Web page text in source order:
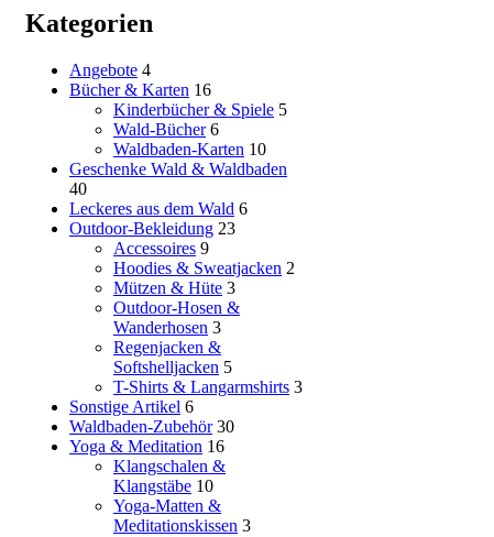
Kategorien
Angebote 4
Bücher & Karten 16
Kinderbücher & Spiele 5
Wald-Bücher 6
Waldbaden-Karten 10
Geschenke Wald & Waldbaden
40
Leckeres aus dem Wald 6
Outdoor-Bekleidung 23
Accessoires 9
Hoodies & Sweatjacken 2
Mützen & Hüte 3
Outdoor-Hosen &
Wanderhosen 3
Regenjacken &
Softshelljacken 5
T-Shirts & Langarmshirts 3
Sonstige Artikel 6
Waldbaden-Zubehör 30
Yoga & Meditation 16
Klangschalen &
Klangstäbe 10
Yoga-Matten &
Meditationskissen 3